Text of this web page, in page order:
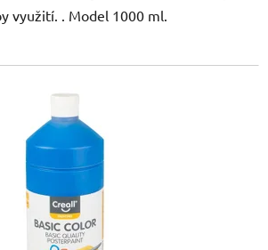
využití. . Model 1000 ml.